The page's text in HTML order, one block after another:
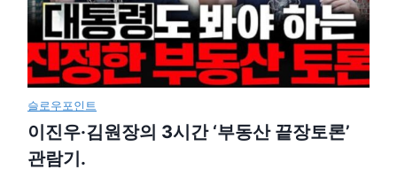
슬로우포인트
이진우·김원장의 3시간 ‘부동산 끝장토론’
관람기.